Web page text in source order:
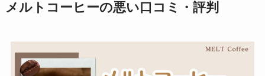
メルトコーヒーの悪い口コミ・評判